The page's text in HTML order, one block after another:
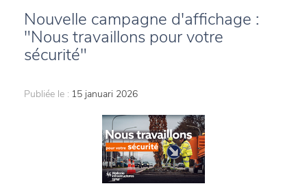
Nouvelle campagne d'affichage :
"Nous travaillons pour votre
sécurité"
Publiée le : 15 januari 2026